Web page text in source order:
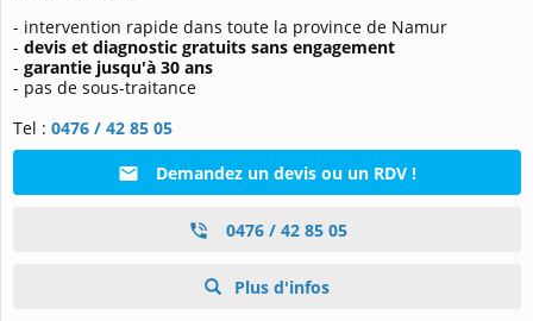
- intervention rapide dans toute la province de Namur
- devis et diagnostic gratuits sans engagement
- garantie jusqu'à 30 ans
- pas de sous-traitance
Tel : 0476 / 42 85 05
Demandez un devis ou un RDV !
0476 / 42 85 05
Plus d'infos